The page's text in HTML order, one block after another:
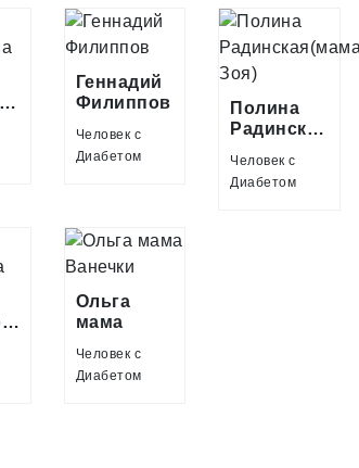
Плотникова
Геннадий
Филиппов
Человек с
Диабетом
Полина
Человек с
Диабетом
Лысенкова
Ольга
мама
Человек с
Диабетом